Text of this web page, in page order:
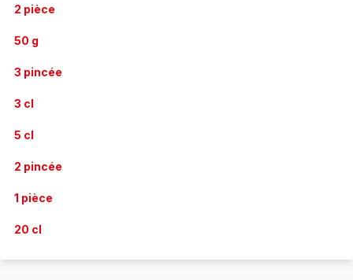
2 pièce
50 g
3 pincée
3 cl
5 cl
2 pincée
1 pièce
20 cl